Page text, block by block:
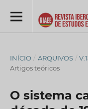
INÍCIO / ARQUIVOS /
Artigos teóricos
O sistema